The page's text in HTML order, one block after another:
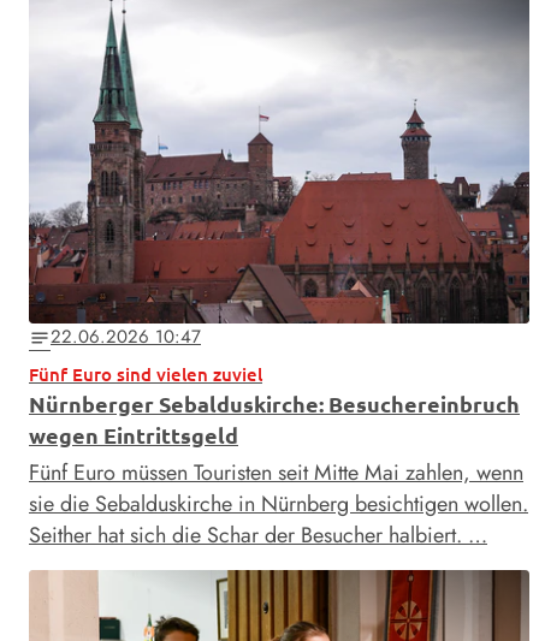
notes22.06.2026 10:47
Fünf Euro sind vielen zuviel
Nürnberger Sebalduskirche: Besuchereinbruch
wegen Eintrittsgeld
Fünf Euro müssen Touristen seit Mitte Mai zahlen, wenn
sie die Sebalduskirche in Nürnberg besichtigen wollen.
Seither hat sich die Schar der Besucher halbiert. …